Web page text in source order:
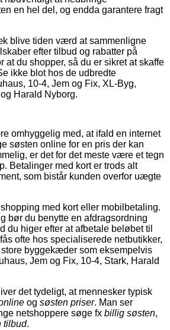
en hel del, og endda garantere fragt
blive tiden værd at sammenligne
efter tilbud og rabatter på
at du shopper, så du er sikret at skaffe
ikke blot hos de udbredte
10-4, Jem og Fix, XL-Byg,
Harald Nyborg.
omhyggelig med, at ifald en internet
søsten online for en pris der kan
er det for det meste være et tegn
Betalinger med kort er trods alt
som bistår kunden overfor uægte
med kort eller mobilbetaling.
bør du benytte en afdragsordning
du higer efter at afbetale beløbet til
ofte hos specialiserede netbutikker,
byggekæder som eksempelvis
Jem og Fix, 10-4, Stark, Harald
det tydeligt, at mennesker typisk
og søsten priser. Man ser
netshoppere søge fx billig søsten,
tilbud.